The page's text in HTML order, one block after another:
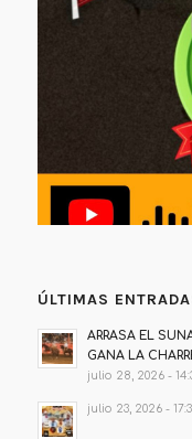
ÚLTIMAS
ARRASA EL
GANA LA
julio 28, 2026 -
julio 23, 2026 -